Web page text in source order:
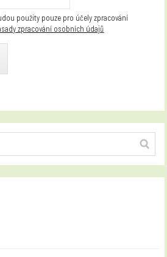
použity pouze pro účely zpracování
zpracování osobních údajů